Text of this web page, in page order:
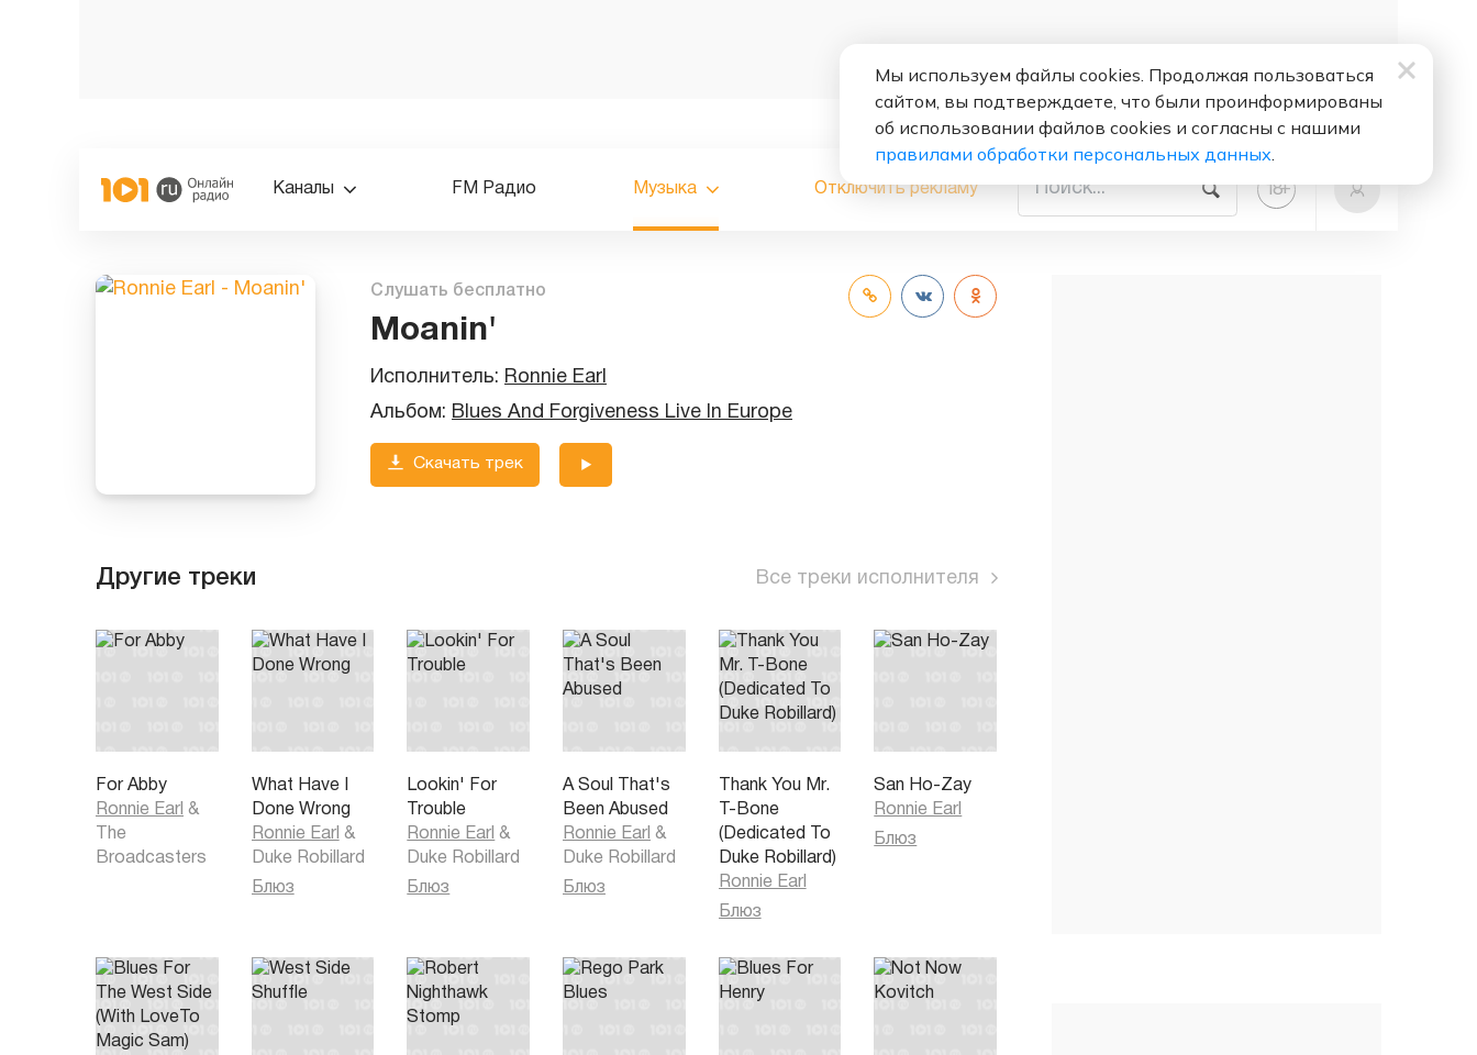
Каналы FM Радио Музыка Отключить рекламу 18+
Слушать бесплатно
Moanin'
Исполнитель: Ronnie Earl
Альбом: Blues And Forgiveness Live In Europe
Скачать трек
Другие треки Все треки исполнителя
For Abby
Ronnie Earl &
The
Broadcasters
What Have I
Done Wrong
Ronnie Earl &
Duke Robillard
Блюз
Lookin' For
Trouble
Ronnie Earl &
Duke Robillard
Блюз
A Soul That's
Been Abused
Ronnie Earl &
Duke Robillard
Блюз
Thank You Mr.
T-Bone
(Dedicated To
Duke Robillard)
Ronnie Earl
Блюз
San Ho-Zay
Ronnie Earl
Блюз
Мы используем файлы cookies. Продолжая пользоваться
сайтом, вы подтверждаете, что были проинформированы
об использовании файлов cookies и согласны с нашими
правилами обработки персональных данных.